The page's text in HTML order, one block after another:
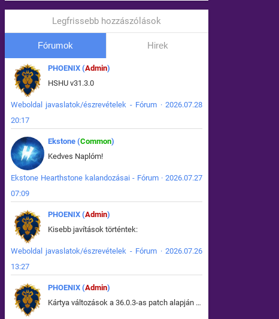
Legfrissebb hozzászólások
Fórumok Hirek
PHOENIX (Admin)
HSHU v31.3.0
Weboldal javaslatok/észrevételek - Fórum · 2026.07.28
20:17
Ekstone (Common)
Kedves Naplóm!
Ekstone Hearthstone kalandozásai - Fórum · 2026.07.27
07:09
PHOENIX (Admin)
Kisebb javítások történtek:
Weboldal javaslatok/észrevételek - Fórum · 2026.07.26
13:27
PHOENIX (Admin)
Kártya változások a 36.0.3-as patch alapján frissítve az adatbázisban (képek is cserélve).